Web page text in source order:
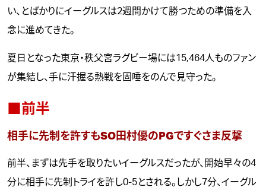
い、とばかりにイーグルスは2週間かけて勝つための準備を入
念に進めてきた。
夏日となった東京・秩父宮ラグビー場には15,464人ものファン
が集結し、手に汗握る熱戦を固唾をのんで見守った。
■前半
相手に先制を許すもSO田村優のPGですぐさま反撃
前半、まずは先手を取りたいイーグルスだったが、開始早々の4
分に相手に先制トライを許し0-5とされる。しかし7分、イーグル